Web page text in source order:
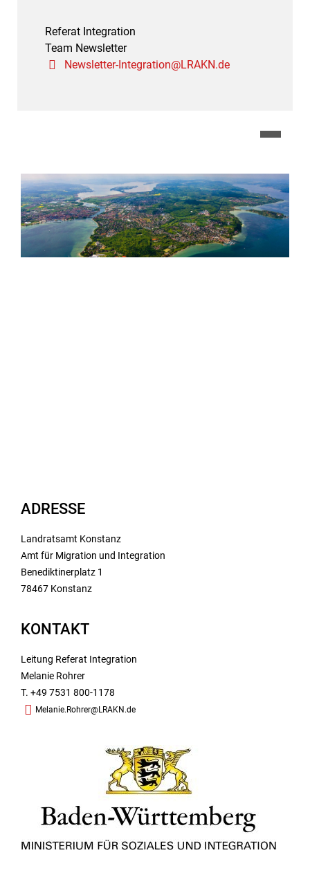
Referat Integration
Team Newsletter
Newsletter-Integration@LRAKN.de
ADRESSE
Landratsamt Konstanz
Amt für Migration und Integration
Benediktinerplatz 1
78467 Konstanz
KONTAKT
Leitung Referat Integration
Melanie Rohrer
T. +49 7531 800-1178
Melanie.Rohrer@LRAKN.de